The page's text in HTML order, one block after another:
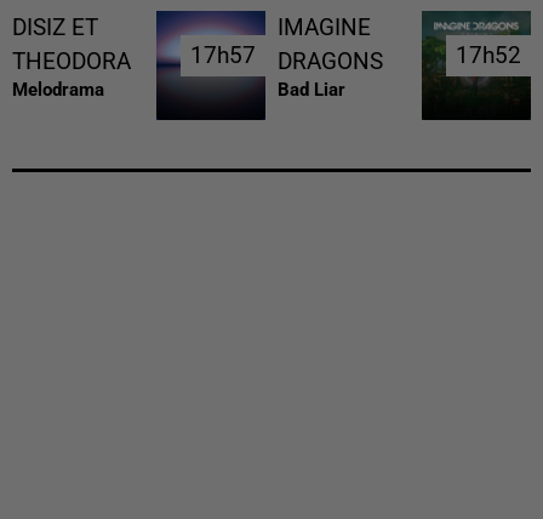
DISIZ ET
THEODORA
Melodrama
17h57
17h57
IMAGINE
DRAGONS
Bad Liar
17h52
17h52